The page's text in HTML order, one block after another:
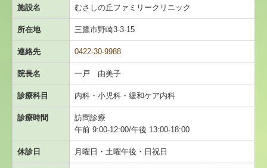
科目名から探す
施設名から探す
地域名から探す
災害時の医療体制について
施設名 むさしの丘ファミリークリニック
所在地 三鷹市野崎3-3-15
連絡先 0422-30-9988
院長名 一戸 由美子
診療科目 内科・小児科・緩和ケア内科
診療時間
訪問診療
午前 9:00-12:00/午後 13:00-18:00
休診日 月曜日・土曜午後・日祝日